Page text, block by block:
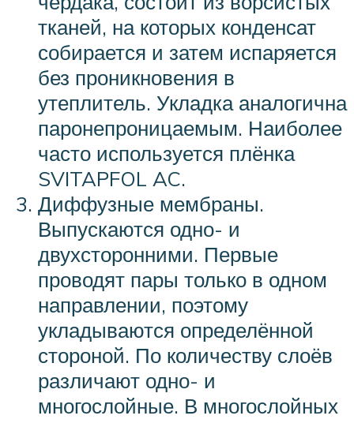
тканей, на которых конденсат
собирается и затем испаряется
без проникновения в
утеплитель. Укладка аналогична
паронепроницаемым. Наиболее
часто используется плёнка
SVITAPFOL AC.
Диффузные мембраны.
Выпускаются одно- и
двухсторонними. Первые
проводят пары только в одном
направлении, поэтому
укладываются определённой
стороной. По количеству слоёв
различают одно- и
многослойные. В многослойных